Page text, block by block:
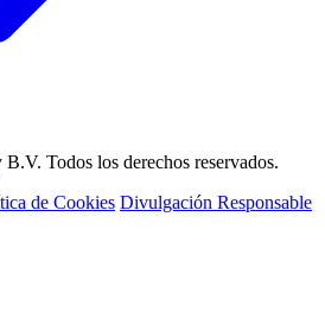
Todos los derechos reservados.
de Cookies Divulgación Responsable